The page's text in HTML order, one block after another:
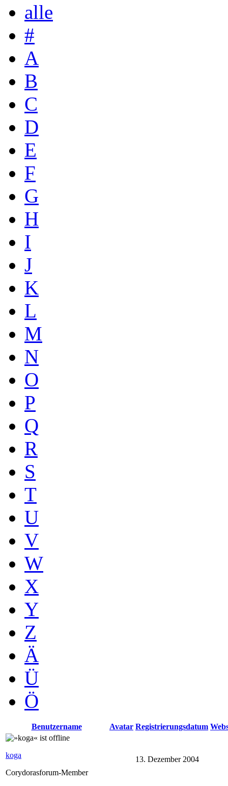
alle
#
A
B
C
D
E
F
G
H
I
J
K
L
M
N
O
P
Q
R
S
T
U
V
W
X
Y
Z
Ä
Ü
Ö
Benutzername Avatar Registrierungsdatum
koga
Corydorasforum-Member
13. Dezember 2004